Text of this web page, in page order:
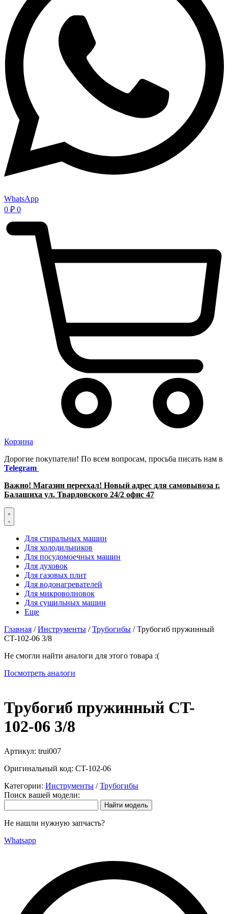
WhatsApp
0 ₽ 0
Корзина
Дорогие покупатели! По всем вопросам, просьба писать нам в
Telegram
Важно! Магазин переехал! Новый адрес для самовывоза г.
Балашиха ул. Твардовского 24/2 офис 47
Для стиральных машин
Для холодильников
Для посудомоечных машин
Для духовок
Для газовых плит
Для водонагревателей
Для микроволновок
Для сушильных машин
Еще
Главная /Инструменты /Трубогибы / Трубогиб пружинный
CT-102-06 3/8
Не смогли найти аналоги для этого товара :(
Посмотреть аналоги
Трубогиб пружинный CT-
102-06 3/8
Артикул: trui007
Оригинальный код: CT-102-06
Категории: Инструменты /Трубогибы
Поиск вашей модели:
Не нашли нужную запчасть?
Whatsapp